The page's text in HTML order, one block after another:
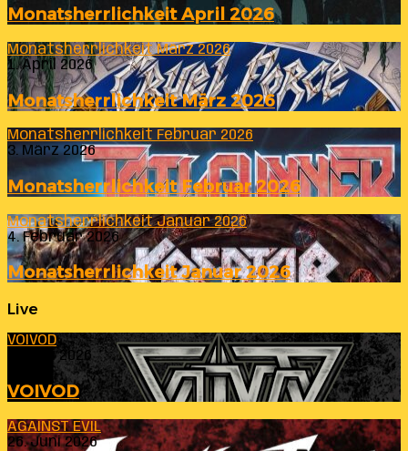
Monatsherrlichkeit April 2026
Monatsherrlichkeit März 2026
1. April 2026
Monatsherrlichkeit März 2026
Monatsherrlichkeit Februar 2026
3. März 2026
Monatsherrlichkeit Februar 2026
Monatsherrlichkeit Januar 2026
4. Februar 2026
Monatsherrlichkeit Januar 2026
Live
VOIVOD
23. Juli 2026
VOIVOD
AGAINST EVIL
26. Juni 2026